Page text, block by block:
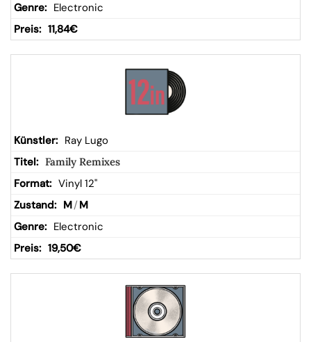
Electronic
11,84€
Ray Lugo
Family Remixes
Vinyl 12"
M/ M
Electronic
19,50€